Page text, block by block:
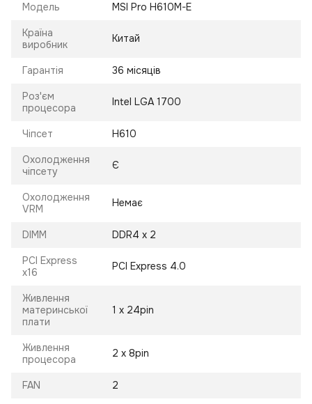
Модель MSI Pro H610M-E
Країна
виробник
Китай
Гарантія 36 місяців
Роз'єм
процесора
Intel LGA 1700
Чіпсет H610
Охолодження
чіпсету
Є
Охолодження
VRM
Немає
DIMM DDR4 x 2
PCI Express
x16
PCI Express 4.0
Живлення
материнської
плати
1 х 24pin
Живлення
процесора
2 х 8pin
FAN 2